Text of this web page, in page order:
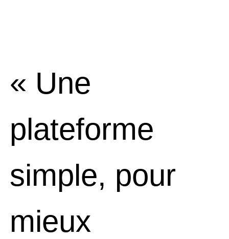
« Une
plateforme
simple, pour
mieux